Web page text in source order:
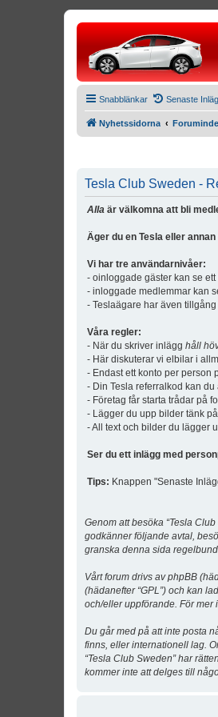
Snabblänkar Senaste
Nyhetssidorna
Tesla Club Sweden -
Alla är välkomna att bli
Äger du en Tesla eller annan
Vi har tre användarnivåer:
- oinloggade gäster kan se
- inloggade medlemmar kan
- Teslaägare har även
Våra regler:
- När du skriver inlägg håll
- Här diskuterar vi elbilar i
- Endast ett konto per person
- Din Tesla referralkod kan
- Företag får starta trådar på
- Lägger du upp bilder tänk
- All text och bilder du lägger
Ser du ett inlägg med
Tips: Knappen "Senaste
Genom att besöka “Tesla
godkänner följande avtal,
granska denna sida
Vårt forum drivs av phpBB
(hädanefter “GPL”) och kan
och/eller uppförande. För mer
Du går med på att inte posta
finns, eller internationell lag.
“Tesla Club Sweden” har
kommer inte att delges till